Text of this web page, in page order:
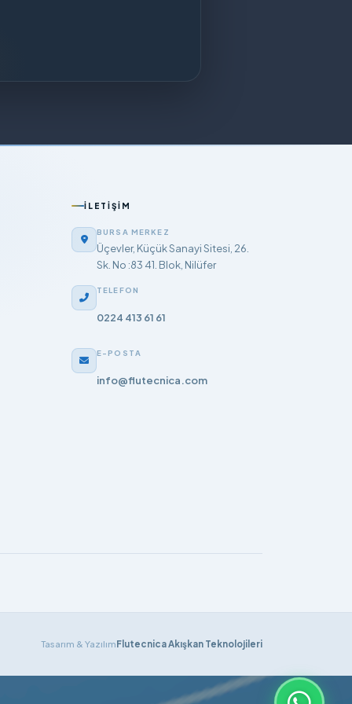
İLETIŞIM
BURSA MERKEZ
Üçevler, Küçük Sanayi Sitesi, 26.
Sk. No :83 41. Blok, Nilüfer
TELEFON
0224 413 61 61
E-POSTA
info@flutecnica.com
Tasarım & YazılımFlutecnica Akışkan Teknolojileri